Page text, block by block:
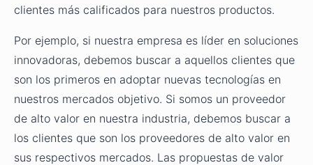
clientes más calificados para nuestros productos.
Por ejemplo, si nuestra empresa es líder en soluciones
innovadoras, debemos buscar a aquellos clientes que
son los primeros en adoptar nuevas tecnologías en
nuestros mercados objetivo. Si somos un proveedor
de alto valor en nuestra industria, debemos buscar a
los clientes que son los proveedores de alto valor en
sus respectivos mercados. Las propuestas de valor